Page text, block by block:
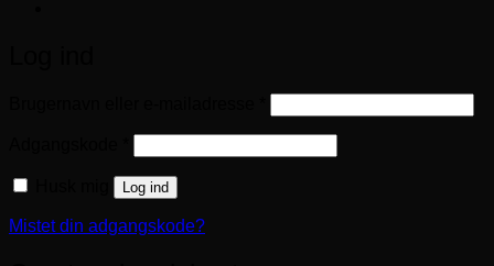
Log ind
Mistet din adgangskode?